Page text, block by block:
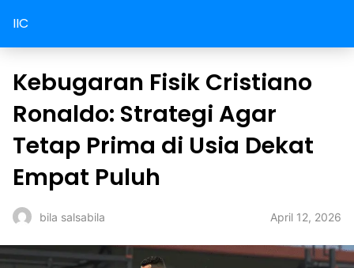
IIC
Kebugaran Fisik Cristiano
Ronaldo: Strategi Agar
Tetap Prima di Usia Dekat
Empat Puluh
bila salsabila April 12, 2026